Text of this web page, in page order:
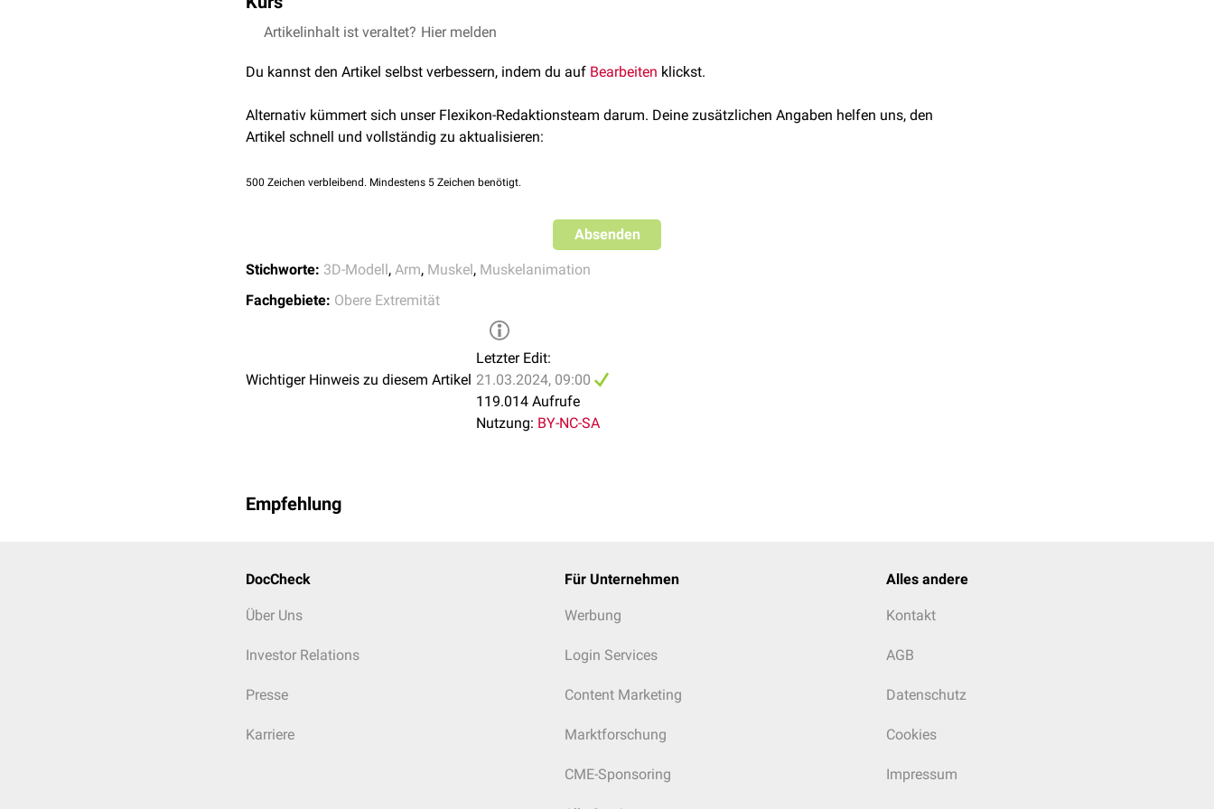
Musculus triceps brachii. Darüber hinaus ist er an der Führung der proximalen Ulna bei der
beteiligt. Als Kapselspanner verhindert er zudem die Einklemmung von Kapselanteilen in das Ellenbogengelenk.
DocCheck Online-Kurs Oberarmmuskeln
Artikelinhalt ist veraltet? Hier melden
Du kannst den Artikel selbst verbessern, indem du auf Bearbeiten klickst.
Alternativ kümmert sich unser Flexikon-Redaktionsteam darum. Deine zusätzlichen Angaben helfen uns, den
Artikel schnell und vollständig zu aktualisieren:
500 Zeichen verbleibend. Mindestens 5 Zeichen benötigt.
Absenden
Stichworte: 3D-Modell, Arm, Muskel, Muskelanimation
Fachgebiete: Obere Extremität
Wichtiger Hinweis zu diesem Artikel
Letzter Edit:
21.03.2024, 09:00
119.014 Aufrufe
Nutzung: BY-NC-SA
Empfehlung
DocCheck
Über Uns
Investor Relations
Presse
Karriere
Für Unternehmen
Werbung
Login Services
Content Marketing
Marktforschung
CME-Sponsoring
Alles andere
Kontakt
AGB
Datenschutz
Cookies
Impressum